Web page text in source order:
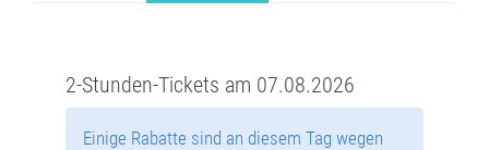
2-Stunden-Tickets am 07.08.2026
Einige Rabatte sind an diesem Tag wegen